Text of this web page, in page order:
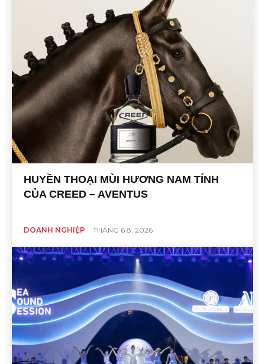
HUYỀN THOẠI MÙI HƯƠNG NAM TÍNH
CỦA CREED – AVENTUS
DOANH NGHIỆP THÁNG 6 8, 2026